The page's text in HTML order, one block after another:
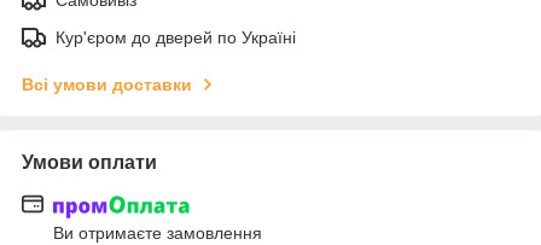
Кур'єром до дверей по Україні
Всі умови доставки
Умови оплати
Ви отримаєте замовлення